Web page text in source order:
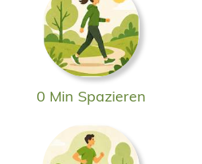
0 Min Spazieren